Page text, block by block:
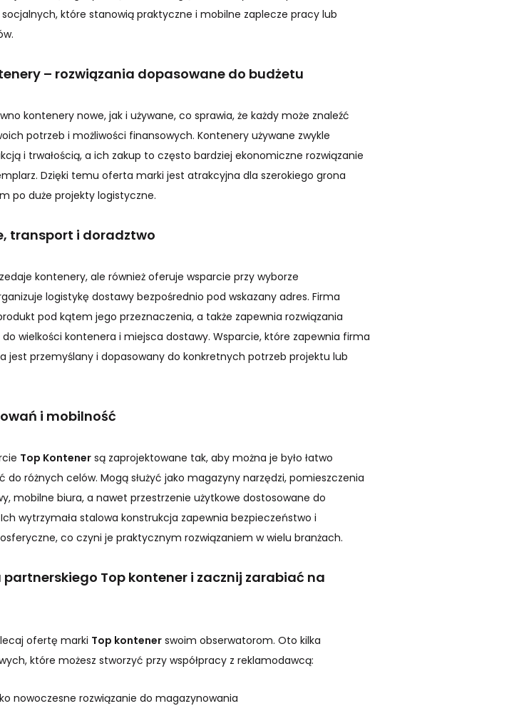
które stanowią praktyczne i mobilne zaplecze pracy lub
– rozwiązania dopasowane do budżetu
kontenery nowe, jak i używane, co sprawia, że każdy może znaleźć
potrzeb i możliwości finansowych. Kontenery używane zwykle
i trwałością, a ich zakup to często bardziej ekonomiczne rozwiązanie
Dzięki temu oferta marki jest atrakcyjna dla szerokiego grona
po duże projekty logistyczne.
transport i doradztwo
kontenery, ale również oferuje wsparcie przy wyborze
logistykę dostawy bezpośrednio pod wskazany adres. Firma
pod kątem jego przeznaczenia, a także zapewnia rozwiązania
wielkości kontenera i miejsca dostawy. Wsparcie, które zapewnia firma
jest przemyślany i dopasowany do konkretnych potrzeb projektu lub
i mobilność
Top Kontener są zaprojektowane tak, aby można je było łatwo
różnych celów. Mogą służyć jako magazyny narzędzi, pomieszczenia
mobilne biura, a nawet przestrzenie użytkowe dostosowane do
wytrzymała stalowa konstrukcja zapewnia bezpieczeństwo i
co czyni je praktycznym rozwiązaniem w wielu branżach.
partnerskiego Top kontener i zacznij zarabiać na
ofertę marki Top kontener swoim obserwatorom. Oto kilka
które możesz stworzyć przy współpracy z reklamodawcą:
nowoczesne rozwiązanie do magazynowania